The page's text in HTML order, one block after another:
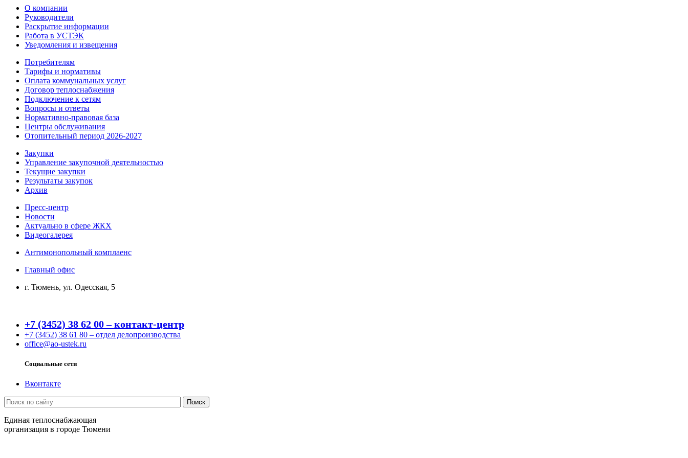
О компании
Руководители
Раскрытие информации
Работа в УСТЭК
Уведомления и извещения
Потребителям
Тарифы и нормативы
Оплата коммунальных услуг
Договор теплоснабжения
Подключение к сетям
Вопросы и ответы
Нормативно-правовая база
Центры обслуживания
Отопительный период 2026-2027
Закупки
Управление закупочной деятельностью
Текущие закупки
Результаты закупок
Архив
Пресс-центр
Новости
Актуально в сфере ЖКХ
Видеогалерея
Антимонопольный комплаенс
Главный офис
г. Тюмень, ул. Одесская, 5
+7 (3452) 38 62 00 – контакт-центр
+7 (3452) 38 61 80 – отдел делопроизводства
office@ao-ustek.ru
Социальные сети
Вконтакте
Единая теплоснабжающая
организация в городе Тюмени